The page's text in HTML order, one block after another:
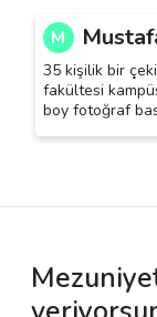
M
35 kişilik bir
fakültesi
boy fotoğraf